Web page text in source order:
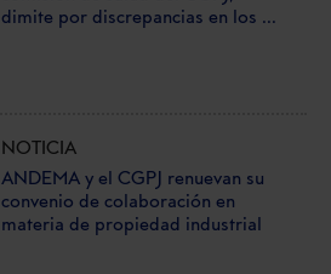
dimite por discrepancias en los ...
NOTICIA
ANDEMA y el CGPJ renuevan su
convenio de colaboración en
materia de propiedad industrial